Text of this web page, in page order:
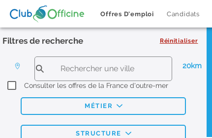
Offres D'emploi Candidats
Filtres de recherche Réinitialiser
20km
Consulter les offres de la France d'outre-mer
MÉTIER
STRUCTURE